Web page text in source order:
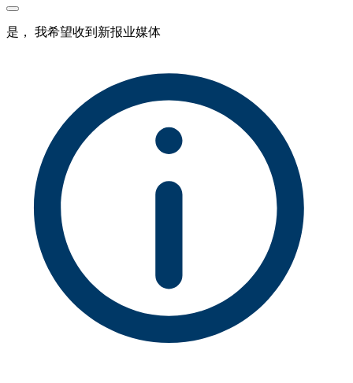
是， 我希望收到新报业媒体